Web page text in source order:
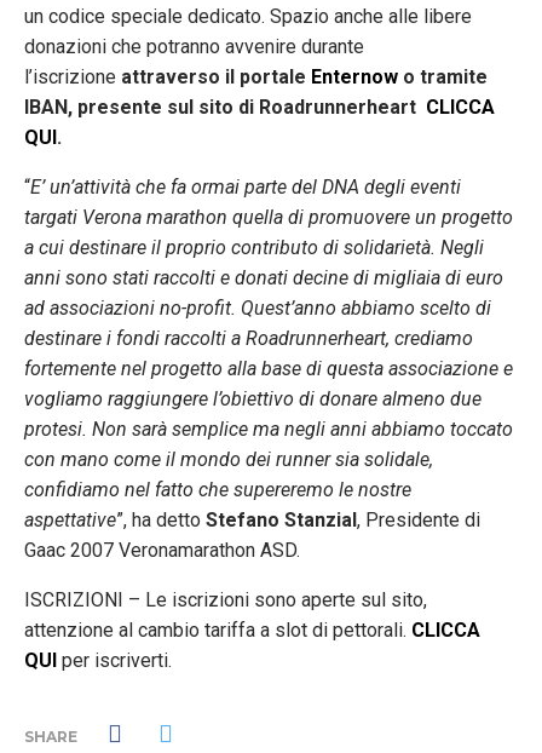
un codice speciale dedicato. Spazio anche alle libere
donazioni che potranno avvenire durante
l’iscrizione attraverso il portale Enternow o tramite
IBAN, presente sul sito di Roadrunnerheart CLICCA
QUI.
“E’ un’attività che fa ormai parte del DNA degli eventi
targati Verona marathon quella di promuovere un progetto
a cui destinare il proprio contributo di solidarietà. Negli
anni sono stati raccolti e donati decine di migliaia di euro
ad associazioni no-profit. Quest’anno abbiamo scelto di
destinare i fondi raccolti a Roadrunnerheart, crediamo
fortemente nel progetto alla base di questa associazione e
vogliamo raggiungere l’obiettivo di donare almeno due
protesi. Non sarà semplice ma negli anni abbiamo toccato
con mano come il mondo dei runner sia solidale,
confidiamo nel fatto che supereremo le nostre
aspettative”, ha detto Stefano Stanzial, Presidente di
Gaac 2007 Veronamarathon ASD.
ISCRIZIONI – Le iscrizioni sono aperte sul sito,
attenzione al cambio tariffa a slot di pettorali. CLICCA
QUI per iscriverti.
SHARE